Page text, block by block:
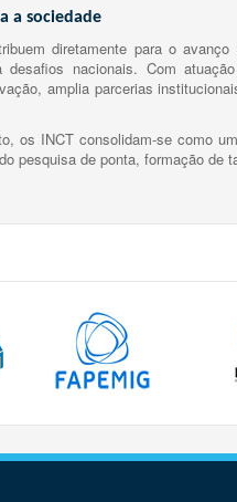
a sociedade
diretamente para o
desafios nacionais. Com
amplia parcerias
os INCT consolidam-se como
pesquisa de ponta, formação de